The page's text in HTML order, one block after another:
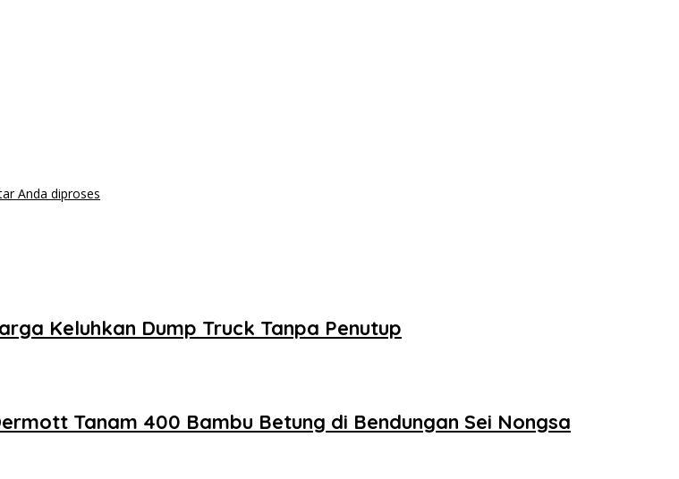
Anda diproses
Keluhkan Dump Truck Tanpa Penutup
Tanam 400 Bambu Betung di Bendungan Sei Nongsa